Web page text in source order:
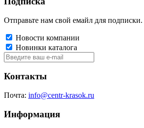
Отправьте нам свой емайл для подписки.
Новости компании
Новинки каталога
Контакты
Почта: info@centr-krasok.ru
Информация